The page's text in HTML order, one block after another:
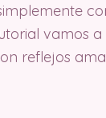
vamos
reflejos